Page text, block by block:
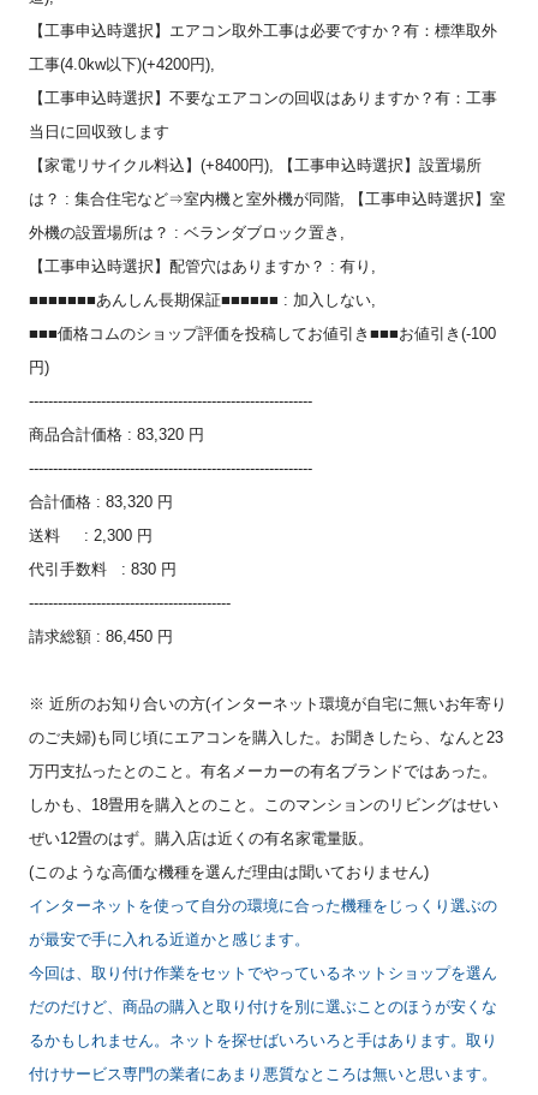
【工事申込時選択】 エアコン取外工事は必要ですか？有： 標準取外
工事(4.0kw以下)(+4200円),
【工事申込時選択】不要なエアコンの回収はありますか？有： 工事
当日に回収致します
【家電リサイクル料込】(+8400円), 【工事申込時選択】設置場所
は？ : 集合住宅など⇒室内機と室外機が同階, 【工事申込時選択】室
外機の設置場所は？ : ベランダブロック置き,
【工事申込時選択】配管穴はありますか？ : 有り,
■■■■■■■あんしん長期保証■■■■■■ : 加入しない,
■■■価格コムのショップ評価を投稿してお値引き■■■お値引き(-100
円)
-----------------------------------------------------------
商品合計価格 : 83,320 円
-----------------------------------------------------------
合計価格 : 83,320 円
送料 : 2,300 円
代引手数料 : 830 円
------------------------------------------
請求総額 : 86,450 円
※ 近所のお知り合いの方(インターネット環境が自宅に無いお年寄り
のご夫婦)も同じ頃にエアコンを購入した。お聞きしたら、なんと23
万円支払ったとのこと。有名メーカーの有名ブランドではあった。
しかも、18畳用を購入とのこと。このマンションのリビングはせい
ぜい12畳のはず。購入店は近くの有名家電量販。
(このような高価な機種を選んだ理由は聞いておりません)
インターネットを使って自分の環境に合った機種をじっくり選ぶの
が最安で手に入れる近道かと感じます。
今回は、取り付け作業をセットでやっているネットショップを選ん
だのだけど、商品の購入と取り付けを別に選ぶことのほうが安くな
るかもしれません。ネットを探せばいろいろと手はあります。取り
付けサービス専門の業者にあまり悪質なところは無いと思います。